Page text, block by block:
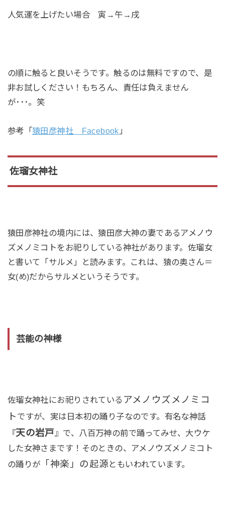
人気運を上げたい場合 寅→午→戌
の順に触ると良いそうです。触るのは無料ですので、是
非お試しください！もちろん、責任は負えません
が･･･。笑
参考「猿田彦神社 Facebook 」
佐瑠女神社
猿田彦神社の境内には、猿田彦大神の妻であるアメノウ
ズメノミコトをお祀りしている神社があります。佐瑠女
と書いて「サルメ」と読みます。これは、猿の奥さん＝
女(め)だからサルメというそうです。
芸能の神様
佐瑠女神社にお祀りされている アメノウズメノミコ
ト ですが、実は日本初の踊り子なのです。有名な神話
『天の岩戸 』で、八百万神の前で踊ってみせ、大ウケ
した女神さまです！そのときの、アメノウズメノミコト
の踊りが
「神楽」の起源 ともいわれています。